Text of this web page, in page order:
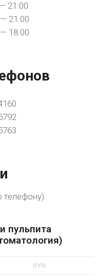
21:00
21:00
18:00
телефону)
пульпита
BYN